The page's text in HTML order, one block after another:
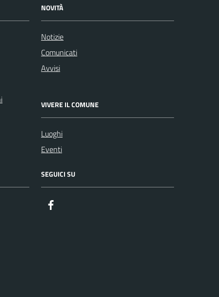
NOVITÀ
Notizie
Comunicati
Avvisi
VIVERE IL COMUNE
Luoghi
Eventi
SEGUICI SU